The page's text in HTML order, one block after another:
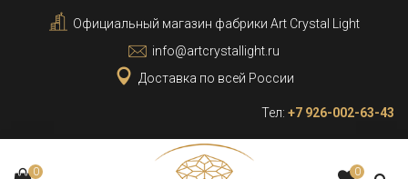
Официальный магазин фабрики Art Crystal Light
info@artcrystallight.ru
Доставка по всей России
Тел: +7 926-002-63-43
0 0